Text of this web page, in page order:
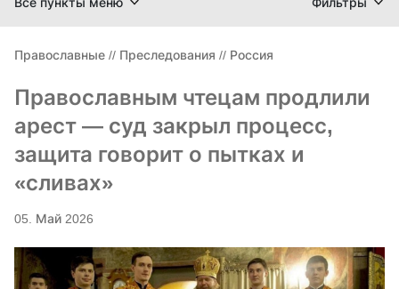
Православные // Преследования // Россия
Православным чтецам продлили
арест — суд закрыл процесс,
защита говорит о пытках и
«сливах»
05. Май 2026